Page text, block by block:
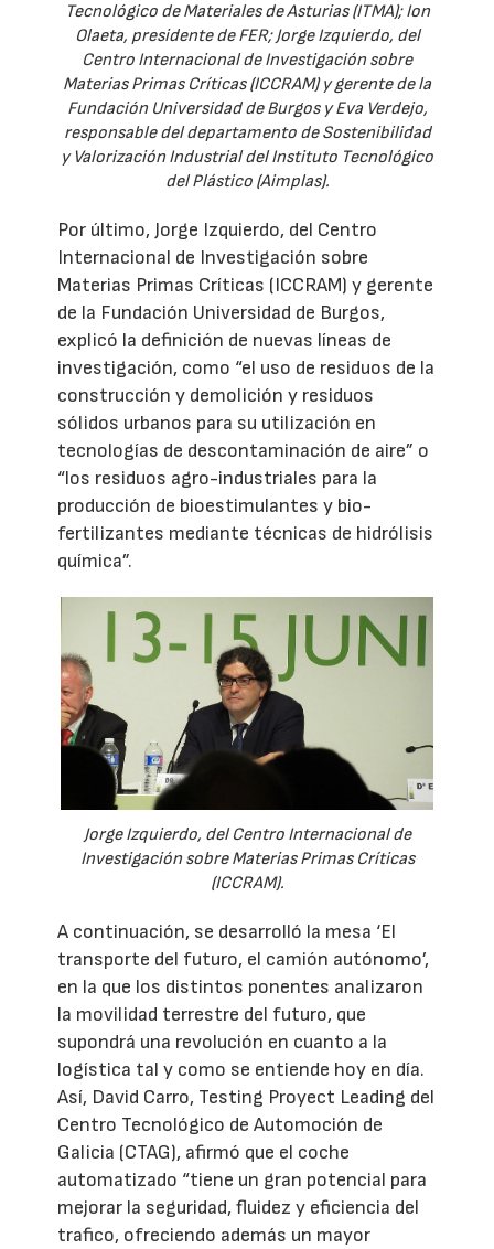
Tecnológico de Materiales de Asturias (ITMA); Ion
Olaeta, presidente de FER; Jorge Izquierdo, del
Centro Internacional de Investigación sobre
Materias Primas Críticas (ICCRAM) y gerente de la
Fundación Universidad de Burgos y Eva Verdejo,
responsable del departamento de Sostenibilidad
y Valorización Industrial del Instituto Tecnológico
del Plástico (Aimplas).
Por último, Jorge Izquierdo, del Centro
Internacional de Investigación sobre
Materias Primas Críticas (ICCRAM) y gerente
de la Fundación Universidad de Burgos,
explicó la definición de nuevas líneas de
investigación, como “el uso de residuos de la
construcción y demolición y residuos
sólidos urbanos para su utilización en
tecnologías de descontaminación de aire” o
“los residuos agro-industriales para la
producción de bioestimulantes y bio-
fertilizantes mediante técnicas de hidrólisis
química”.
Jorge Izquierdo, del Centro Internacional de
Investigación sobre Materias Primas Críticas
(ICCRAM).
A continuación, se desarrolló la mesa ‘El
transporte del futuro, el camión autónomo’,
en la que los distintos ponentes analizaron
la movilidad terrestre del futuro, que
supondrá una revolución en cuanto a la
logística tal y como se entiende hoy en día.
Así, David Carro, Testing Proyect Leading del
Centro Tecnológico de Automoción de
Galicia (CTAG), afirmó que el coche
automatizado “tiene un gran potencial para
mejorar la seguridad, fluidez y eficiencia del
trafico, ofreciendo además un mayor